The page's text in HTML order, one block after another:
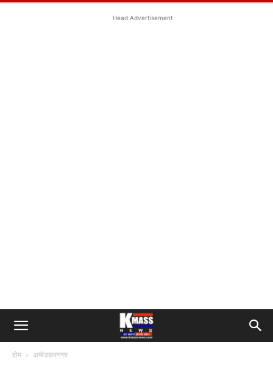
Head Advertisement
होम अम्बेडकरनगर